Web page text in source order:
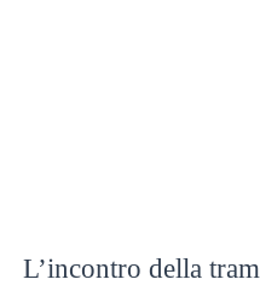
L’incontro della